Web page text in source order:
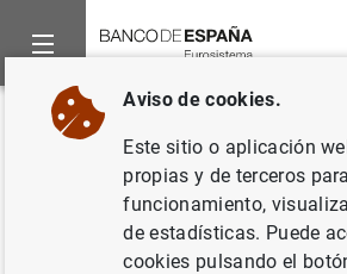
Inicio Publicaciones
Volver
Fluctuations in
volatility
Aviso de cookies.
Este sitio o aplicación
propias y de terceros
funcionamiento,
de estadísticas. Puede
cookies pulsando el